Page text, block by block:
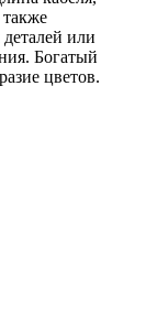
также
или
Богатый
цветов.